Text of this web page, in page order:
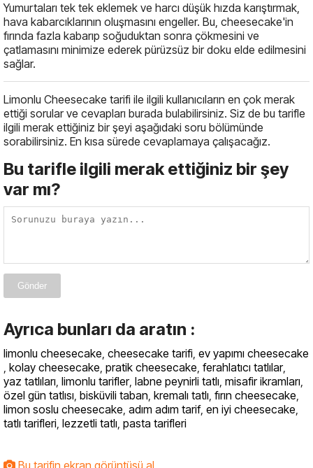
Yumurtaları tek tek eklemek ve harcı düşük hızda karıştırmak,
hava kabarcıklarının oluşmasını engeller. Bu, cheesecake'in
fırında fazla kabarıp soğuduktan sonra çökmesini ve
çatlamasını minimize ederek pürüzsüz bir doku elde edilmesini
sağlar.
Limonlu Cheesecake tarifi ile ilgili kullanıcıların en çok merak
ettiği sorular ve cevapları burada bulabilirsiniz. Siz de bu tarifle
ilgili merak ettiğiniz bir şeyi aşağıdaki soru bölümünde
sorabilirsiniz. En kısa sürede cevaplamaya çalışacağız.
Bu tarifle ilgili merak ettiğiniz bir şey
var mı?
Gönder
Ayrıca bunları da aratın :
limonlu cheesecake, cheesecake tarifi, ev yapımı cheesecake
, kolay cheesecake, pratik cheesecake, ferahlatıcı tatlılar,
yaz tatlıları, limonlu tarifler, labne peynirli tatlı, misafir ikramları,
özel gün tatlısı, bisküvili taban, kremalı tatlı, fırın cheesecake,
limon soslu cheesecake, adım adım tarif, en iyi cheesecake,
tatlı tarifleri, lezzetli tatlı, pasta tarifleri
Bu tarifin ekran görüntüsü al